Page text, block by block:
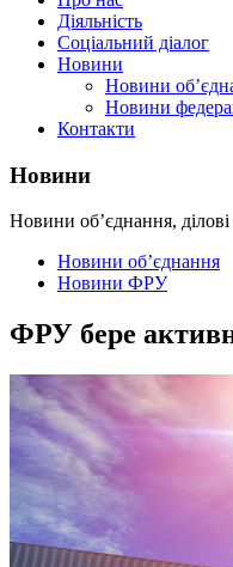
Діяльність
Соціальний діалог
Новини
Новини
Новини
Контакти
Новини
Новини об’єднання,
Новини об’єднання
Новини ФРУ
ФРУ бере